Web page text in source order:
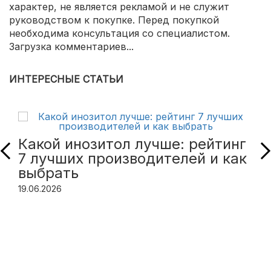
характер, не является рекламой и не служит
руководством к покупке. Перед покупкой
необходима консультация со специалистом.
Загрузка комментариев...
ИНТЕРЕСНЫЕ СТАТЬИ
Какой инозитол лучше: рейтинг
7 лучших производителей и как
выбрать
19.06.2026